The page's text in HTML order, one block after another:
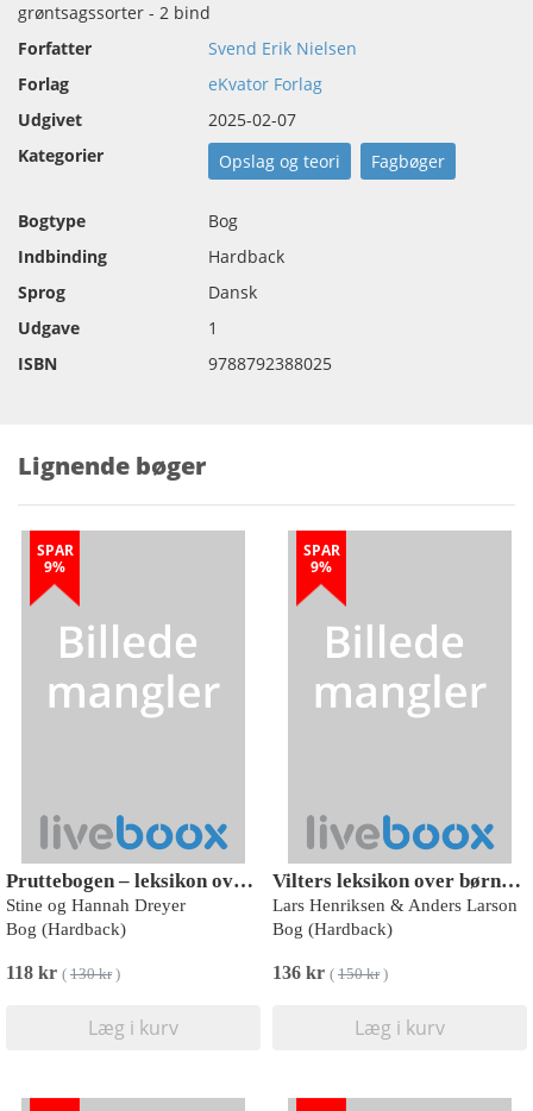
grøntsagssorter - 2 bind
Forfatter
Svend Erik Nielsen
Forlag
eKvator Forlag
Udgivet
2025-02-07
Kategorier
Opslag og teori Fagbøger
Bogtype
Bog
Indbinding
Hardback
Sprog
Dansk
Udgave
1
ISBN
9788792388025
Lignende bøger
SPAR
9%
Pruttebogen – leksikon over fimser
Stine og Hannah Dreyer
Bog (Hardback)
118 kr ( 130 kr)
Læg i kurv
SPAR
9%
Vilters leksikon over børnebandeord
Lars Henriksen & Anders Larson
Bog (Hardback)
136 kr ( 150 kr)
Læg i kurv